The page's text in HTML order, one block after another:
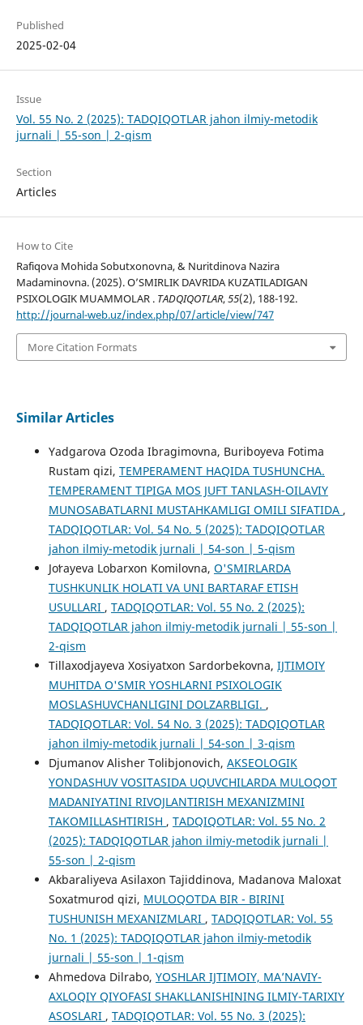
Published
2025-02-04
Issue
Vol. 55 No. 2 (2025): TADQIQOTLAR jahon ilmiy-metodik
jurnali | 55-son | 2-qism
Section
Articles
How to Cite
Rafiqova Mohida Sobutxonovna, & Nuritdinova Nazira
Madaminovna. (2025). O’SMIRLIK DAVRIDA KUZATILADIGAN
PSIXOLOGIK MUAMMOLAR . TADQIQOTLAR,55(2), 188-192.
http://journal-web.uz/index.php/07/article/view/747
More Citation Formats
Similar Articles
Yadgarova Ozoda Ibragimovna, Buriboyeva Fotima
Rustam qizi, TEMPERAMENT HAQIDA TUSHUNCHA.
TEMPERAMENT TIPIGA MOS JUFT TANLASH-OILAVIY
MUNOSABATLARNI MUSTAHKAMLIGI OMILI SIFATIDA ,
TADQIQOTLAR: Vol. 54 No. 5 (2025): TADQIQOTLAR
jahon ilmiy-metodik jurnali | 54-son | 5-qism
Joʻrayeva Lobarxon Komilovna, O'SMIRLARDA
TUSHKUNLIK HOLATI VA UNI BARTARAF ETISH
USULLARI , TADQIQOTLAR: Vol. 55 No. 2 (2025):
TADQIQOTLAR jahon ilmiy-metodik jurnali | 55-son |
2-qism
Tillaxodjayeva Xosiyatxon Sardorbekovna, IJTIMOIY
MUHITDA O'SMIR YOSHLARNI PSIXOLOGIK
MOSLASHUVCHANLIGINI DOLZARBLIGI. ,
TADQIQOTLAR: Vol. 54 No. 3 (2025): TADQIQOTLAR
jahon ilmiy-metodik jurnali | 54-son | 3-qism
Djumanov Alisher Tolibjonovich, AKSEOLOGIK
YONDASHUV VOSITASIDA UQUVCHILARDA MULOQOT
MADANIYATINI RIVOJLANTIRISH MEXANIZMINI
TAKOMILLASHTIRISH , TADQIQOTLAR: Vol. 55 No. 2
(2025): TADQIQOTLAR jahon ilmiy-metodik jurnali |
55-son | 2-qism
Akbaraliyeva Asilaxon Tajiddinova, Madanova Maloxat
Soxatmurod qizi, MULOQOTDA BIR - BIRINI
TUSHUNISH MEXANIZMLARI , TADQIQOTLAR: Vol. 55
No. 1 (2025): TADQIQOTLAR jahon ilmiy-metodik
jurnali | 55-son | 1-qism
Ahmedova Dilrabo, YOSHLAR IJTIMOIY, MAʼNAVIY-
AXLOQIY QIYOFASI SHAKLLANISHINING ILMIY-TARIXIY
ASOSLARI , TADQIQOTLAR: Vol. 55 No. 3 (2025):